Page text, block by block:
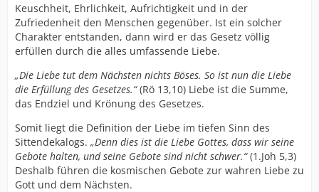
Keuschheit, Ehrlichkeit, Aufrichtigkeit und in der
Zufriedenheit den Menschen gegenüber. Ist ein solcher
Charakter entstanden, dann wird er das Gesetz völlig
erfüllen durch die alles umfassende Liebe.
„Die Liebe tut dem Nächsten nichts Böses. So ist nun die Liebe
die Erfüllung des Gesetzes.“(Rö 13,10) Liebe ist die Summe,
das Endziel und Krönung des Gesetzes.
Somit liegt die Definition der Liebe im tiefen Sinn des
Sittendekalogs. „Denn dies ist die Liebe Gottes, dass wir seine
Gebote halten, und seine Gebote sind nicht schwer.“(1.Joh 5,3)
Deshalb führen die kosmischen Gebote zur wahren Liebe zu
Gott und dem Nächsten.